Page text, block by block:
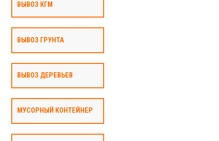
ВЫВОЗ КГМ
ВЫВОЗ ГРУНТА
ВЫВОЗ ДЕРЕВЬЕВ
МУСОРНЫЙ КОНТЕЙНЕР